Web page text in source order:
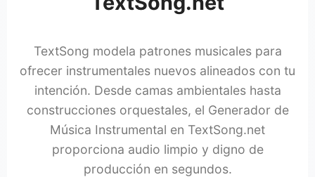
TextSong modela patrones musicales para
ofrecer instrumentales nuevos alineados con tu
intención. Desde camas ambientales hasta
construcciones orquestales, el Generador de
Música Instrumental en TextSong.net
proporciona audio limpio y digno de
producción en segundos.